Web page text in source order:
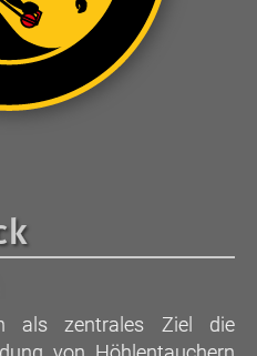
als zentrales Ziel die